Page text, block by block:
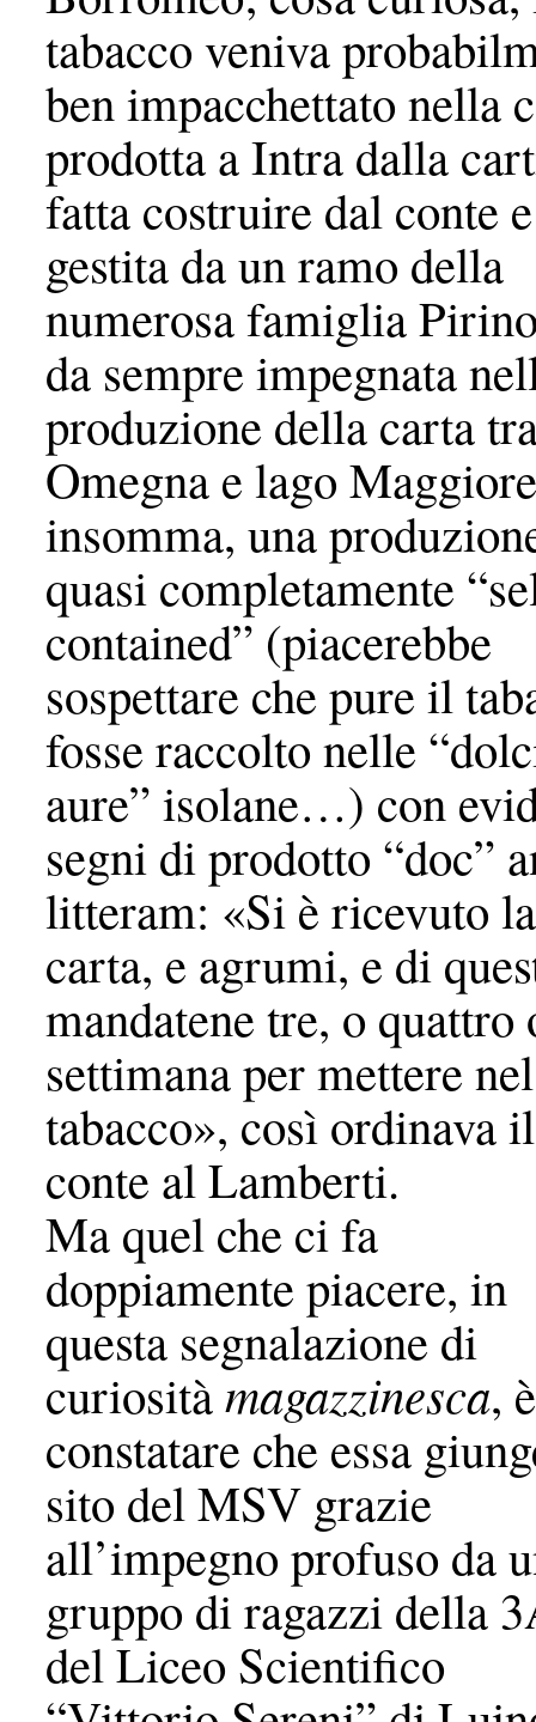
tabacco veniva
ben impacchettato nella
prodotta a Intra dalla
fatta costruire dal conte e
gestita da un ramo della
numerosa famiglia
da sempre impegnata
produzione della carta
Omegna e lago
insomma, una
quasi completamente
contained” (piacerebbe
sospettare che pure il
fosse raccolto nelle
aure” isolane…) con
segni di prodotto “doc”
litteram: «Si è ricevuto la
carta, e agrumi, e di
mandatene tre, o quattro
settimana per mettere nel
tabacco», così ordinava il
conte al Lamberti.
Ma quel che ci fa
doppiamente piacere, in
questa segnalazione di
curiositàmagazzinesca, è
constatare che essa
sito del MSV grazie
all’impegno profuso da
gruppo di ragazzi della
del Liceo Scientifico